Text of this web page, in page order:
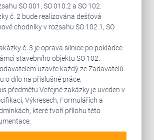
SO 001, SO 010.2 a SO 102.
č. 2 bude realizována dešťová
chodníky v rozsahu SO 102.1, SO
č. 3 je oprava silnice po pokládce
stavebního objektu SO 102.
uzavře každý ze Zadavatelů
o dílo na příslušné práce.
předmětu Veřejné zakázky je uveden v
Výkresech, Formulářích a
které tvoří přílohu této